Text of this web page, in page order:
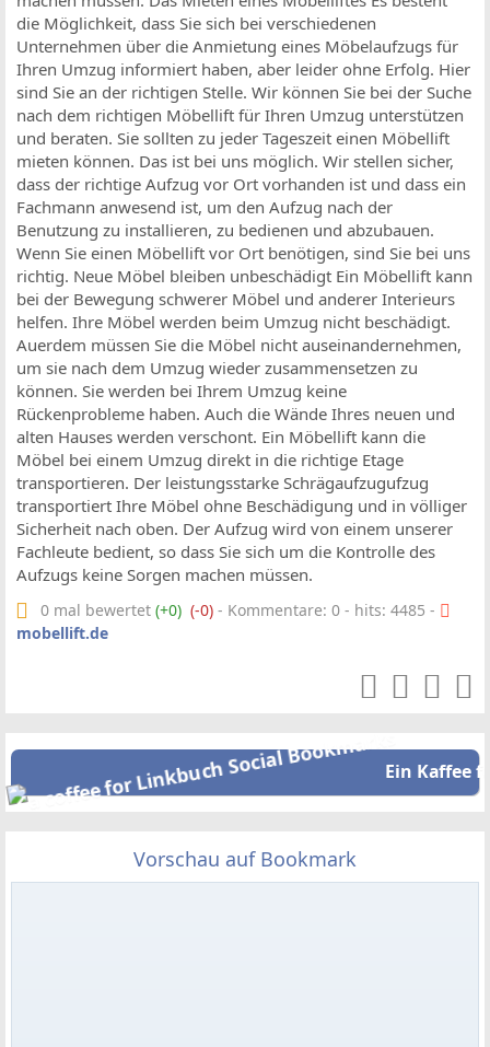
die Möglichkeit, dass Sie sich bei verschiedenen
Unternehmen über die Anmietung eines Möbelaufzugs für
Ihren Umzug informiert haben, aber leider ohne Erfolg. Hier
sind Sie an der richtigen Stelle. Wir können Sie bei der Suche
nach dem richtigen Möbellift für Ihren Umzug unterstützen
und beraten. Sie sollten zu jeder Tageszeit einen Möbellift
mieten können. Das ist bei uns möglich. Wir stellen sicher,
dass der richtige Aufzug vor Ort vorhanden ist und dass ein
Fachmann anwesend ist, um den Aufzug nach der
Benutzung zu installieren, zu bedienen und abzubauen.
Wenn Sie einen Möbellift vor Ort benötigen, sind Sie bei uns
richtig. Neue Möbel bleiben unbeschädigt Ein Möbellift kann
bei der Bewegung schwerer Möbel und anderer Interieurs
helfen. Ihre Möbel werden beim Umzug nicht beschädigt.
Auerdem müssen Sie die Möbel nicht auseinandernehmen,
um sie nach dem Umzug wieder zusammensetzen zu
können. Sie werden bei Ihrem Umzug keine
Rückenprobleme haben. Auch die Wände Ihres neuen und
alten Hauses werden verschont. Ein Möbellift kann die
Möbel bei einem Umzug direkt in die richtige Etage
transportieren. Der leistungsstarke Schrägaufzugufzug
transportiert Ihre Möbel ohne Beschädigung und in völliger
Sicherheit nach oben. Der Aufzug wird von einem unserer
Fachleute bedient, so dass Sie sich um die Kontrolle des
Aufzugs keine Sorgen machen müssen.
0 mal bewertet (+0) (-0) - Kommentare: 0 - hits: 4485 -
mobellift.de
Ein Kaffee
Vorschau auf Bookmark